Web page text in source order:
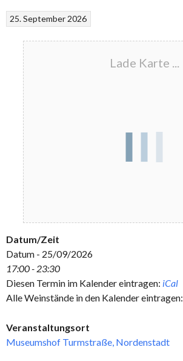
25. September 2026
Lade Karte ...
Datum/Zeit
Datum - 25/09/2026
17:00 - 23:30
Diesen Termin im Kalender eintragen: iCal
Alle Weinstände in den Kalender eintragen:
Veranstaltungsort
Museumshof Turmstraße, Nordenstadt